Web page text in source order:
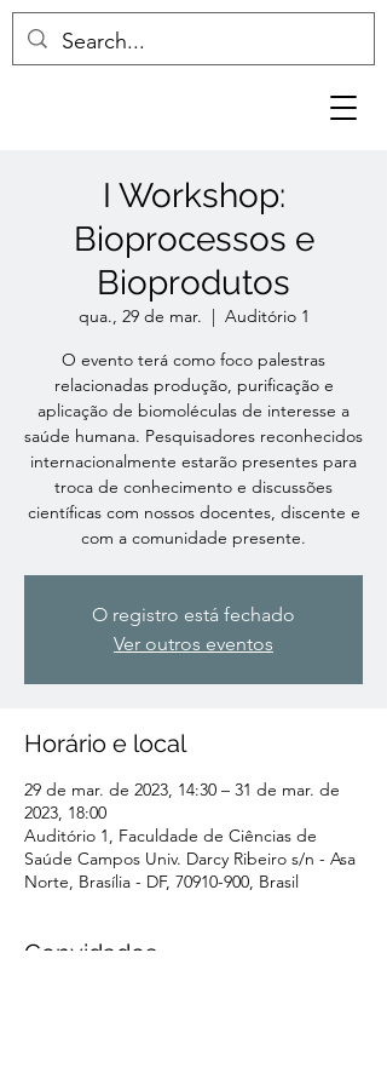
I Workshop:
Bioprocessos e
Bioprodutos
qua., 29 de mar.
  |
Auditório 1
O evento terá como foco palestras
relacionadas produção, purificação e
aplicação de biomoléculas de interesse a
saúde humana. Pesquisadores reconhecidos
internacionalmente estarão presentes para
troca de conhecimento e discussões
científicas com nossos docentes, discente e
com a comunidade presente.
O registro está fechado
Ver outros eventos
Horário e local
29 de mar. de 2023, 14:30 – 31 de mar. de
2023, 18:00
Auditório 1, Faculdade de Ciências de
Saúde Campos Univ. Darcy Ribeiro s/n - Asa
Norte, Brasília - DF, 70910-900, Brasil
Convidados